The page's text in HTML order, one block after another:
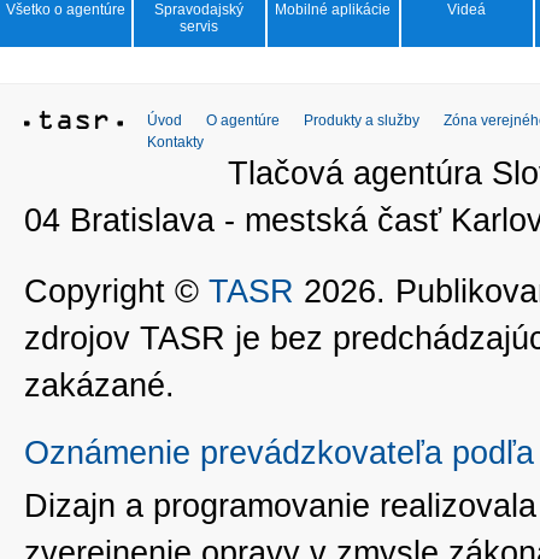
Všetko o agentúre
Spravodajský
servis
Mobilné aplikácie Videá
Úvod O agentúre Produkty a služby
Zóna
Kontakty
Tlačová agentúra
04 Bratislava - mestská časť
Copyright © TASR 2026.
zdrojov TASR je bez
zakázané.
Oznámenie prevádzkovateľa
Dizajn a programovanie